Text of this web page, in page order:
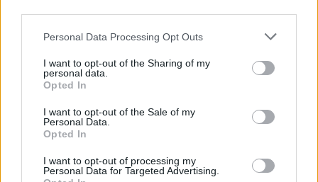
Please note that this website/app uses one or more Google
not limited to your visit or usage behaviour. You may click to
grant or deny consent to Google and its third-party tags to
use your data for below specified purposes in below Google
consent section.
Personal Data Processing Opt Outs
I want to opt-out of the Sharing of my
personal data.
Opted In
I want to opt-out of the Sale of my
Personal Data.
Opted In
I want to opt-out of processing my
Personal Data for Targeted Advertising.
megrendezendő U20-as...